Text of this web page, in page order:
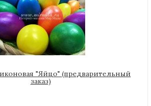
"Яйцо" (предварительный
заказ)